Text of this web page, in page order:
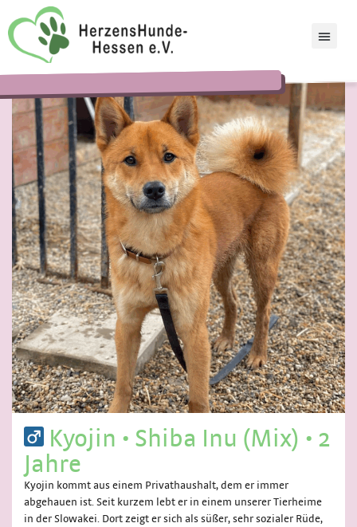
Kyojin • Shiba Inu (Mix) • 2
Jahre
Kyojin kommt aus einem Privathaushalt, dem er immer
abgehauen ist. Seit kurzem lebt er in einem unserer Tierheime
in der Slowakei. Dort zeigt er sich als süßer, sehr sozialer Rüde,